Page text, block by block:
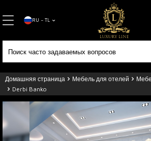
RU − TL
Домашняя страница Мебель для отелей
Derbi Banko